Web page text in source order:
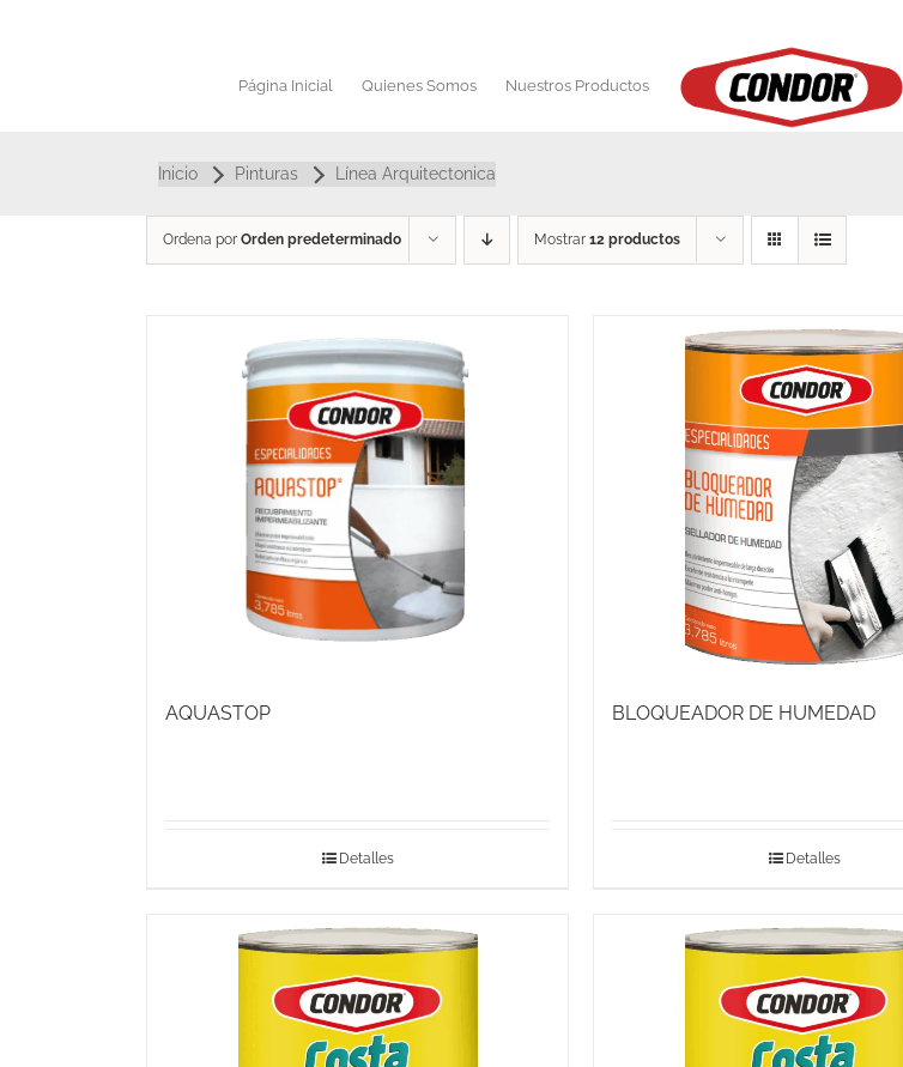
Página Inicial Quienes Somos Nuestros Productos
Inicio Pinturas Línea Arquitectonica
Ordena por Orden predeterminado Mostrar 12 productos
AQUASTOP
Detalles
BLOQUEADOR DE HUMEDAD
Detalles